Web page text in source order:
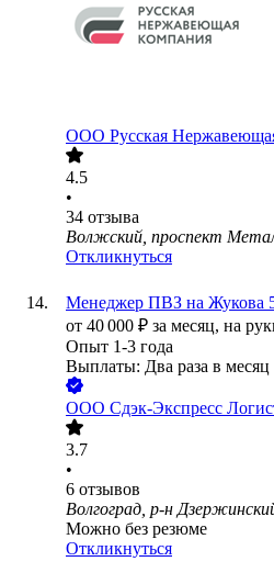
ООО Русская
4.5
•
34 отзыва
Волжский, проспект
Откликнуться
Менеджер ПВЗ на Жукова
от 40 000 ₽ за месяц, на
Опыт 1-3 года
Выплаты: Два раза в месяц
ООО Сдэк-Экспресс
3.7
•
6 отзывов
Волгоград, р-н
Можно без резюме
Откликнуться